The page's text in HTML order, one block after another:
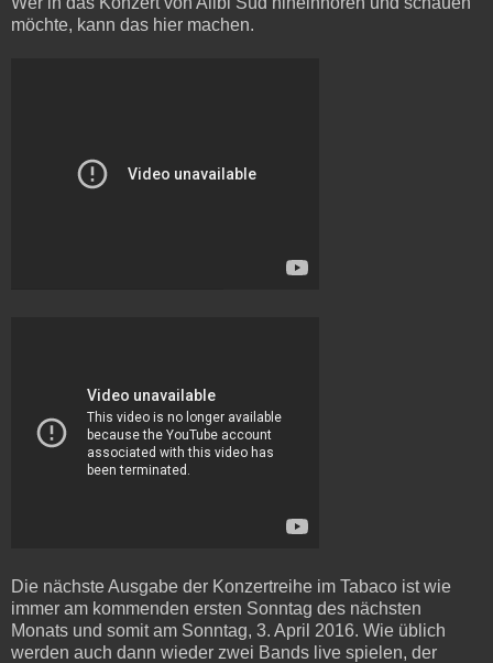
möchte, kann das hier machen.
Die nächste Ausgabe der Konzertreihe im Tabaco ist wie
immer am kommenden ersten Sonntag des nächsten
Monats und somit am Sonntag, 3. April 2016. Wie üblich
werden auch dann wieder zwei Bands live spielen, der